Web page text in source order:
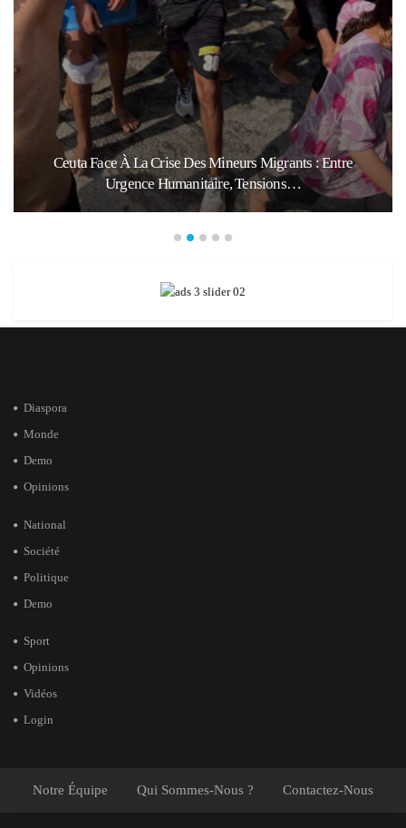
Ceuta Face À La Crise Des Mineurs Migrants : Entre
Urgence Humanitaire, Tensions…
Diaspora
Monde
Demo
Opinions
National
Société
Politique
Demo
Sport
Opinions
Vidéos
Login
Notre Équipe Qui Sommes-Nous ? Contactez-Nous